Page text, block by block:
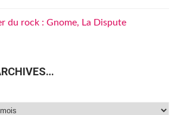
du rock : Gnome, La Dispute